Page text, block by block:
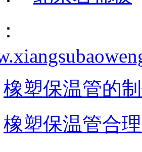
橡塑保温管的
橡塑保温管合